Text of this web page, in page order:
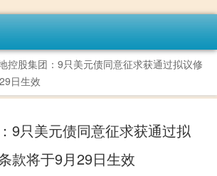
控股集团：9只美元债同意征求获通过拟议修
日生效
9只美元债同意征求获通过拟
款将于9月29日生效